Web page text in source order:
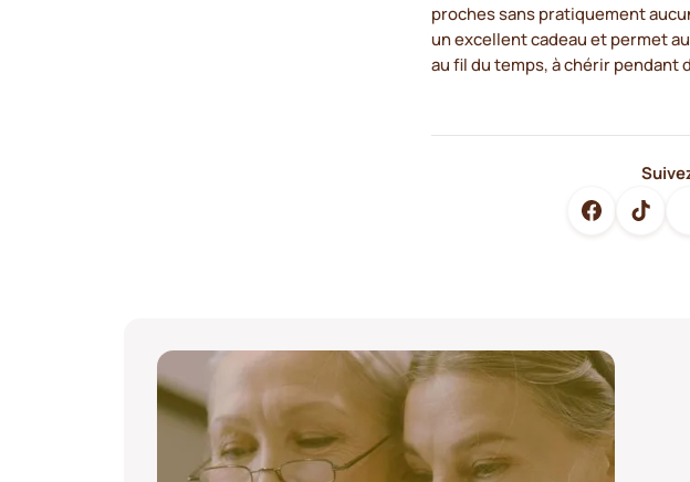
proches sans pratiquement
un excellent cadeau et permet
au fil du temps, à chérir pendant